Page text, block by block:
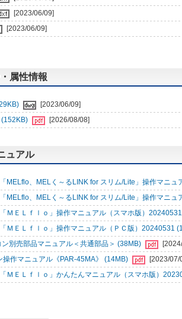
[2023/06/09]
[2023/06/09]
属性情報
[2023/06/09]
[2026/08/08]
ュアル
MELflo、MELく～るLINK for スリム/Lite」操作マニュ
MELflo、MELく～るLINK for スリム/Lite」操作マニュ
ＭＥＬｆｌｏ」操作マニュアル（スマホ版）
ＭＥＬｆｌｏ」操作マニュアル（ＰＣ版）20240531
別売部品マニュアル＜共通部品＞ (38MB)
操作マニュアル《PAR-45MA》 (14MB)
[2023/07/
ＭＥＬｆｌｏ」かんたんマニュアル（スマホ版）